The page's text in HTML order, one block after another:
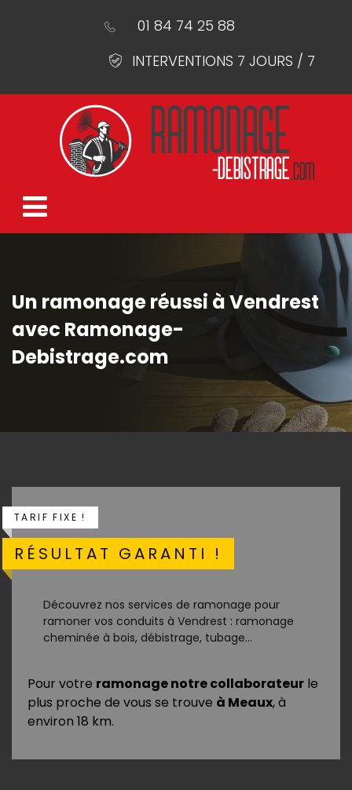
01 84 74 25 88
INTERVENTIONS 7 JOURS / 7
Un ramonage réussi à Vendrest
avec Ramonage-
Debistrage.com
TARIF FIXE !
RÉSULTAT GARANTI !
Découvrez nos services de ramonage pour
ramoner vos conduits à Vendrest : ramonage
cheminée à bois, débistrage, tubage...
Pour votre ramonage notre collaborateur le
plus proche de vous se trouve à Meaux, à
environ 18 km.